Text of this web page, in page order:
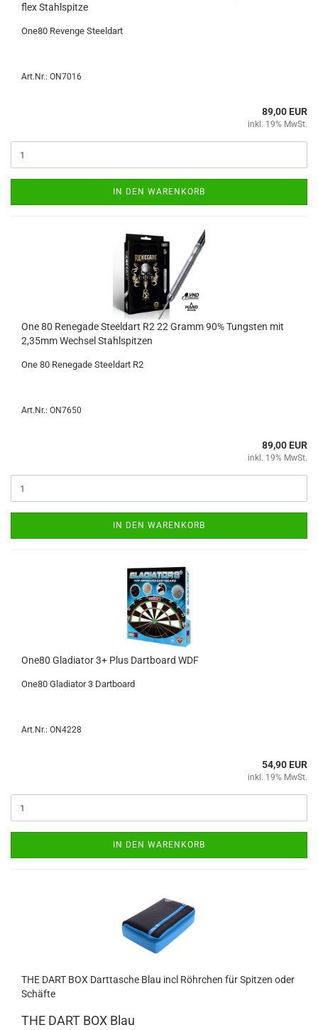
flex Stahl­spit­ze
One80 Re­ven­ge Steeld­art
Art.Nr.: ON7016
89,00 EUR
inkl. 19% MwSt.
IN DEN WARENKORB
One 80 Re­ne­ga­de Steeld­art R2 22 Gramm 90% Tungs­ten mit
2,35mm Wech­sel Stahl­spit­zen
One 80 Re­ne­ga­de Steeld­art R2
Art.Nr.: ON7650
89,00 EUR
inkl. 19% MwSt.
IN DEN WARENKORB
One80 Gla­dia­tor 3+ Plus Dart­board WDF
One80 Gla­dia­tor 3 Dart­board
Art.Nr.: ON4228
54,90 EUR
inkl. 19% MwSt.
IN DEN WARENKORB
THE DART BOX Dart­ta­sche Blau incl Röhr­chen für Spit­zen oder
Schäf­te
THE DART BOX Blau